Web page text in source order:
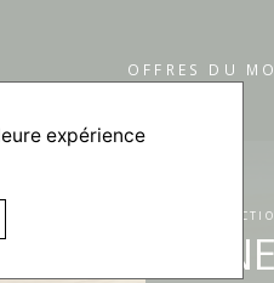
OFFRES DU
expérience